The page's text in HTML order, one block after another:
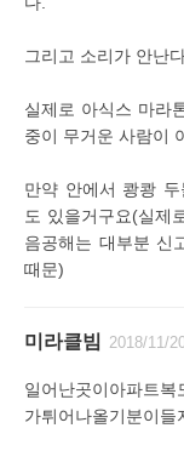
그리고 소리가 안난
실제로 아식스 마라
중이 무거운 사람이
만약 안에서 쾅쾅
도 있을거구요(실제
음공해는 대부분 신
때문)
미라클빔 2018/11/
일어난곳이아파트
가튀어나올기분이들